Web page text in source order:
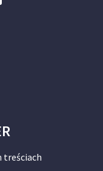
treściach